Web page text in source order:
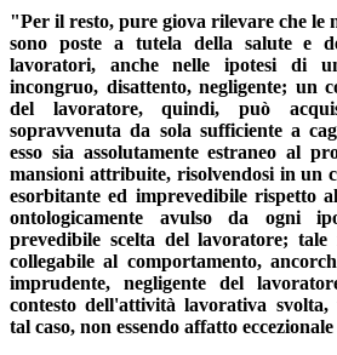
"Per il resto, pure giova rilevare che le
sono poste a tutela della salute e
lavoratori, anche nelle ipotesi di
incongruo, disattento, negligente; un
del lavoratore, quindi, può
sopravvenuta da sola sufficiente a
esso sia assolutamente estraneo al
mansioni attribuite, risolvendosi in un
esorbitante ed imprevedibile rispetto
ontologicamente avulso da ogni
prevedibile scelta del lavoratore;
collegabile al comportamento,
imprudente, negligente del
contesto dell'attività lavorativa svolta,
tal caso, non essendo affatto